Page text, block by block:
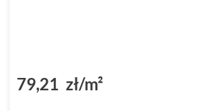
79,21 zł/m²